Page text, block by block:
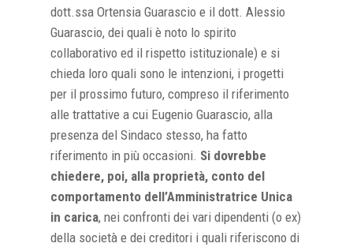
dott.ssa Ortensia Guarascio e il dott. Alessio
Guarascio, dei quali è noto lo spirito
collaborativo ed il rispetto istituzionale) e si
chieda loro quali sono le intenzioni, i progetti
per il prossimo futuro, compreso il riferimento
alle trattative a cui Eugenio Guarascio, alla
presenza del Sindaco stesso, ha fatto
riferimento in più occasioni. Si dovrebbe
chiedere, poi, alla proprietà, conto del
comportamento dell’Amministratrice Unica
in carica, nei confronti dei vari dipendenti (o ex)
della società e dei creditori i quali riferiscono di